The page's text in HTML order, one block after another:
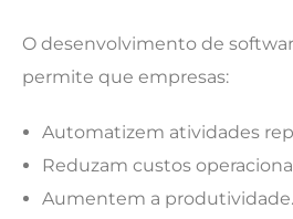
O desenvolvimento de
permite que empresas:
Automatizem atividades
Reduzam custos
Aumentem a produtividade.